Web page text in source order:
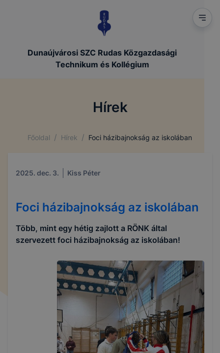
Dunaújvárosi SZC Rudas Közgazdasági
Technikum és Kollégium
Hírek
Főoldal / Hírek / Foci házibajnokság az iskolában
2025. dec. 3. Kiss Péter
Foci házibajnokság az iskolában
Több, mint egy hétig zajlott a RÖNK által
szervezett foci házibajnokság az iskolában!